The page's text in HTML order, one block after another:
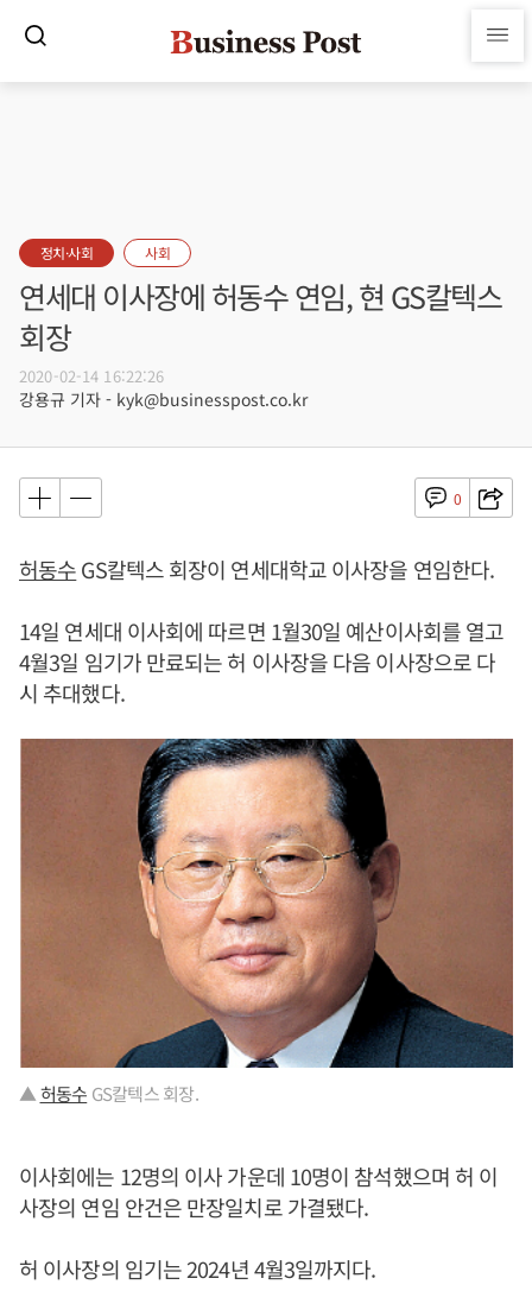
정치·사회 사회
연세대 이사장에 허동수 연임, 현 GS칼텍스
회장
2020-02-14 16:22:26
강용규 기자 - kyk@businesspost.co.kr
0
허동수GS칼텍스 회장이 연세대학교 이사장을 연임한다.
14일 연세대 이사회에 따르면 1월30일 예산이사회를 열고
4월3일 임기가 만료되는 허 이사장을 다음 이사장으로 다
시 추대했다.
▲허동수 GS칼텍스 회장.
이사회에는 12명의 이사 가운데 10명이 참석했으며 허 이
사장의 연임 안건은 만장일치로 가결됐다.
허 이사장의 임기는 2024년 4월3일까지다.